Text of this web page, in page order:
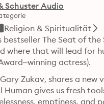
Schuster Audio
Religion & Spiritualität
The Seat of the
that will lead for
Zukav, shares a new
gives us fresh
emptiness, and